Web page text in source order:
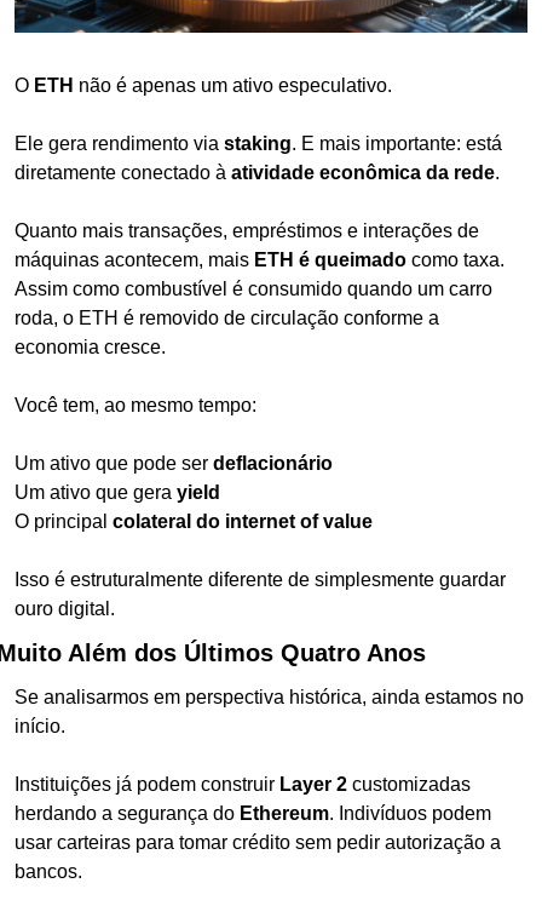
O ETH não é apenas um ativo especulativo.
Ele gera rendimento via staking. E mais importante: está
diretamente conectado à atividade econômica da rede.
Quanto mais transações, empréstimos e interações de
máquinas acontecem, mais ETH é queimado como taxa.
Assim como combustível é consumido quando um carro
roda, o ETH é removido de circulação conforme a
economia cresce.
Você tem, ao mesmo tempo:
Um ativo que pode ser deflacionário
Um ativo que gera yield
O principal colateral do internet of value
Isso é estruturalmente diferente de simplesmente guardar
ouro digital.
Além dos Últimos Quatro Anos
Se analisarmos em perspectiva histórica, ainda estamos no
início.
Instituições já podem construir Layer 2 customizadas
herdando a segurança do Ethereum. Indivíduos podem
usar carteiras para tomar crédito sem pedir autorização a
bancos.